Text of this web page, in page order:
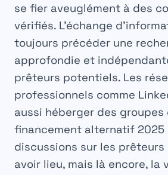
se fier aveuglément à des
vérifiés. L’échange
toujours précéder une
approfondie et
prêteurs potentiels. Les
professionnels comme
aussi héberger des groupes
financement alternatif 2025
discussions sur les
avoir lieu, mais là encore, la